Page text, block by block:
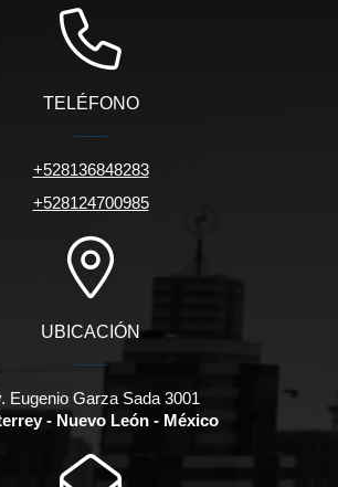
TELÉFONO
+528136848283
+528124700985
UBICACIÓN
Eugenio Garza Sada 3001
- Nuevo León - México